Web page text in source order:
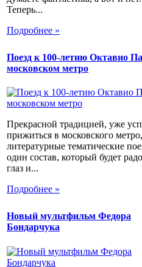
Теперь...
Подробнее »
Поезд к 100-летию Октавио
московском метро
Прекрасной традицией, уже
прижиться в московского
литературные тематические
один состав, который будет
глаз и...
Подробнее »
Новый мультфильм Федора
Бондарчука